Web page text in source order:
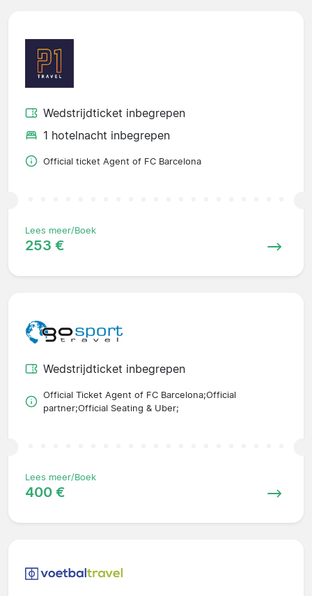
Wedstrijdticket inbegrepen
1 hotelnacht inbegrepen
Official ticket Agent of FC Barcelona
Lees meer/Boek
253 €
Wedstrijdticket inbegrepen
Official Ticket Agent of FC Barcelona;Official
partner;Official Seating & Uber;
Lees meer/Boek
400 €